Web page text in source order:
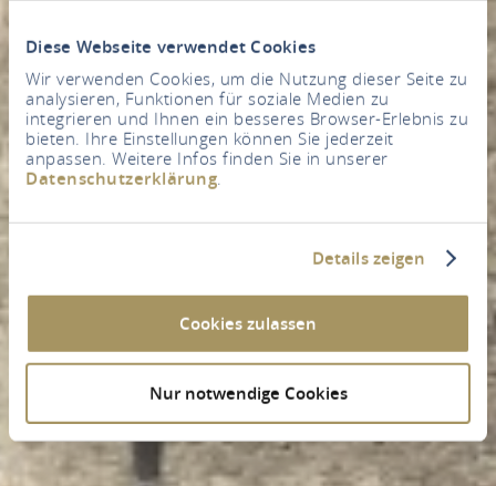
Diese Webseite verwendet Cookies
Wir verwenden Cookies, um die Nutzung dieser Seite zu
analysieren, Funktionen für soziale Medien zu
integrieren und Ihnen ein besseres Browser-Erlebnis zu
bieten. Ihre Einstellungen können Sie jederzeit
anpassen. Weitere Infos finden Sie in unserer
Datenschutzerklärung.
Details zeigen
Cookies zulassen
Nur notwendige Cookies